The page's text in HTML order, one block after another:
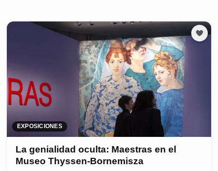
EXPOSICIONES
La genialidad oculta: Maestras en el
Museo Thyssen-Bornemisza